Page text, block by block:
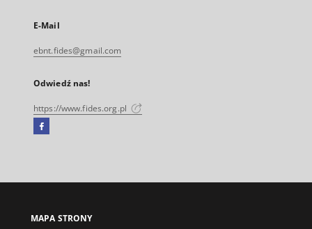
E-Mail
ebnt.fides@gmail.com
Odwiedź nas!
https://www.fides.org.pl
Facebook
się
karcie
MAPA STRONY